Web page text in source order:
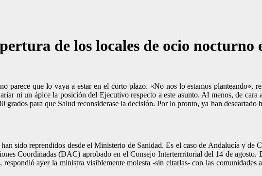
de los locales de ocio nocturno
parece que lo vaya a estar en el corto plazo. «No nos lo estamos planteando»,
ni un ápice la posición del Ejecutivo respecto a este asunto. Al menos, de
para que Salud reconsiderase la decisión. Por lo pronto, ya han descartado
sido reprendidos desde el Ministerio de Sanidad. Es el caso de Andalucía y
Coordinadas (DAC) aprobado en el Consejo Interterrritorial del 14 de agosto.
ayer la ministra visiblemente molesta -sin citarlas- con las comunidades